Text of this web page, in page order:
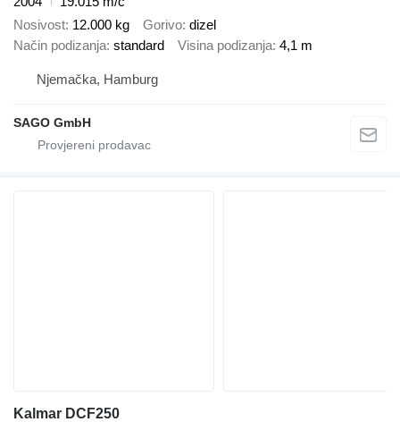
Nosivost 12.000 kg Gorivo dizel
Način podizanja standard Visina podizanja 4,1 m
Njemačka, Hamburg
SAGO GmbH
Kalmar DCF250